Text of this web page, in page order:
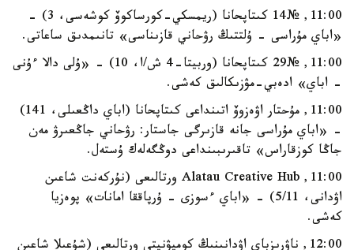
11:00, №14 كىتاپحانا (ريمسكي-كورساكوۆ كوشەسى، 3) -
«اباي مۇراسى - ۇلتتىڭ رۋحاني قازىناسى» تانىمدىق ساعاتى.
11:00, №29 كىتاپحانا (وربيتا-4 ش/ا، 10) - «ۇلى دالا ءۇنى
- اباي» ادەبي-مۋزىكالىق كەشى.
11:00, مۇحتار اۋەزوۆ اتىنداعى كىتاپحانا (اباي داڭعىلى، 141)
- «اباي مۇراسى جانە قازىرگى جاستار: رۋحاني جاڭعىرۋ مەن
جاڭا كوزقاراس» تاقىرىبىنداعى دوڭگەلەك ۇستەل.
11:00, Alatau Creative Hub ورتالىعى (نۇركەنت شاعىن
اۋدانى، 5/11) - «اباي ءسوزى - ۇرپاققا امانات» پوەزيا
كەشى.
12:00, ناۋرىزباي اۋدانىنىڭ كوميۋنيتي ورتالىعى (شۇعىلا شاعىن